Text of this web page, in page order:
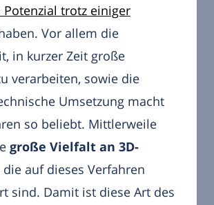
Potenzial trotz einiger
Vor allem die
in kurzer Zeit große
verarbeiten, sowie die
Umsetzung macht
so beliebt. Mittlerweile
große Vielfalt an 3D-
die auf dieses Verfahren
sind. Damit ist diese Art des